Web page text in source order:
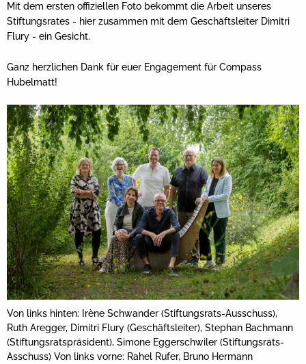
Mit dem ersten offiziellen Foto bekommt die Arbeit unseres
Stiftungsrates - hier zusammen mit dem Geschäftsleiter Dimitri
Flury - ein Gesicht.
Ganz herzlichen Dank für euer Engagement für Compass
Hubelmatt!
Von links hinten: Irène Schwander (Stiftungsrats-Ausschuss),
Ruth Aregger, Dimitri Flury (Geschäftsleiter), Stephan Bachmann
(Stiftungsratspräsident), Simone Eggerschwiler (Stiftungsrats-
Asschuss) Von links vorne: Rahel Rufer, Bruno Hermann